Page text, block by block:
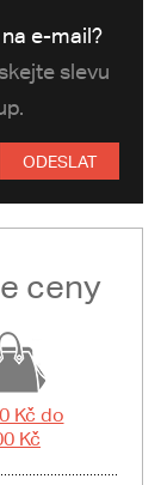
e-mail?
slevu
ODESLAT
ceny
Kč do
Kč